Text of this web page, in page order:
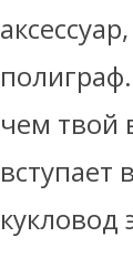
чем твой
вступает
кукловод